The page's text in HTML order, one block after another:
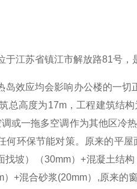
江苏省镇江市解放路81号，
效应均会影响办公楼的一
总高度为17m，工程建筑结
或一拖多空调作为其他区冷
环保节能对策。原来的平
坡）（30mm）+混凝土结
+混合砂浆(20mm）,原来的